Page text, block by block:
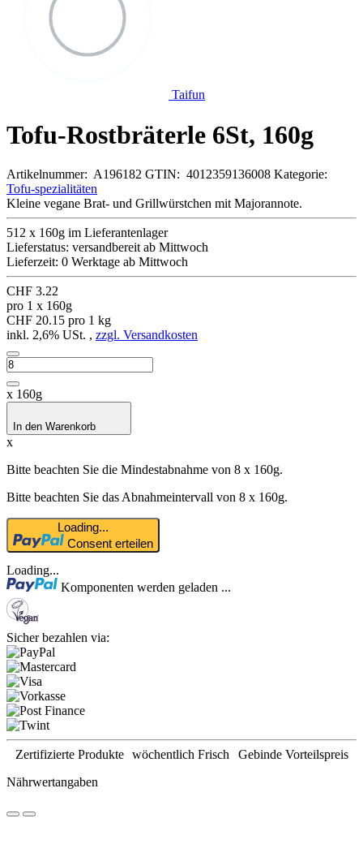
Taifun
Tofu-Rostbräterle 6St, 160g
Artikelnummer: A196182 GTIN: 4012359136008 Kategorie:
Tofu-spezialitäten
Kleine vegane Brat- und Grillwürstchen mit Majorannote.
512 x 160g im Lieferantenlager
Lieferstatus: versandbereit ab Mittwoch
Lieferzeit: 0 Werktage ab Mittwoch
CHF 3.22
pro 1 x 160g
CHF 20.15 pro 1 kg
inkl. 2,6% USt. , zzgl. Versandkosten
x 160g
In den Warenkorb
x
Bitte beachten Sie die Mindestabnahme von 8 x 160g.
Bitte beachten Sie das Abnahmeintervall von 8 x 160g.
Loading...
Consent erteilen
Loading...
Komponenten werden geladen ...
Sicher bezahlen via:
Zertifizierte Produkte wöchentlich Frisch
Gebinde Vorteilspreis
Nährwertangaben